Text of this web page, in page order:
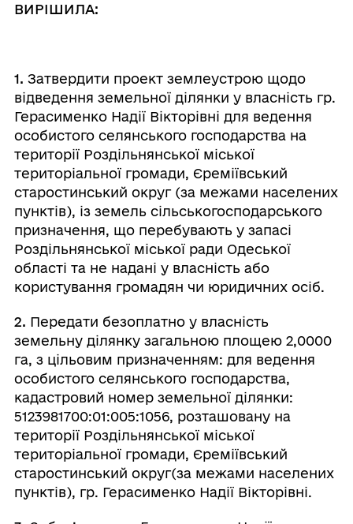
ВИРІШИЛА:
1. Затвердити проект землеустрою щодо
відведення земельної ділянки у власність гр.
Герасименко Надії Вікторівні для ведення
особистого селянського господарства на
території Роздільнянської міської
територіальної громади, Єреміївський
старостинський округ (за межами населених
пунктів), із земель сільськогосподарського
призначення, що перебувають у запасі
Роздільнянської міської ради Одеської
області та не надані у власність або
користування громадян чи юридичних осіб.
2. Передати безоплатно у власність
земельну ділянку загальною площею 2,0000
га, з цільовим призначенням: для ведення
особистого селянського господарства,
кадастровий номер земельної ділянки:
5123981700:01:005:1056, розташовану на
території Роздільнянської міської
територіальної громади, Єреміївський
старостинський округ(за межами населених
пунктів), гр. Герасименко Надії Вікторівні.